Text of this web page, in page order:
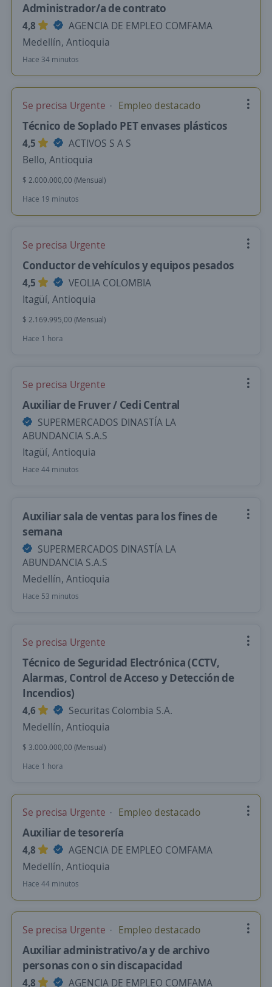
Administrador/a de contrato
4,8
AGENCIA DE EMPLEO COMFAMA
Medellín, Antioquia
Hace 34 minutos
Se precisa Urgente Empleo destacado
Técnico de Soplado PET envases plásticos
4,5
ACTIVOS S A S
Bello, Antioquia
$ 2.000.000,00 (Mensual)
Hace 19 minutos
Se precisa Urgente
Conductor de vehículos y equipos pesados
4,5
VEOLIA COLOMBIA
Itagüí, Antioquia
$ 2.169.995,00 (Mensual)
Hace 1 hora
Se precisa Urgente
Auxiliar de Fruver / Cedi Central
SUPERMERCADOS DINASTÍA LA
ABUNDANCIA S.A.S
Itagüí, Antioquia
Hace 44 minutos
Auxiliar sala de ventas para los fines de
semana
SUPERMERCADOS DINASTÍA LA
ABUNDANCIA S.A.S
Medellín, Antioquia
Hace 53 minutos
Se precisa Urgente
Técnico de Seguridad Electrónica (CCTV,
Alarmas, Control de Acceso y Detección de
Incendios)
4,6
Securitas Colombia S.A.
Medellín, Antioquia
$ 3.000.000,00 (Mensual)
Hace 1 hora
Se precisa Urgente Empleo destacado
Auxiliar de tesorería
4,8
AGENCIA DE EMPLEO COMFAMA
Medellín, Antioquia
Hace 44 minutos
Se precisa Urgente Empleo destacado
Auxiliar administrativo/a y de archivo
personas con o sin discapacidad
4,8 AGENCIA DE EMPLEO COMFAMA